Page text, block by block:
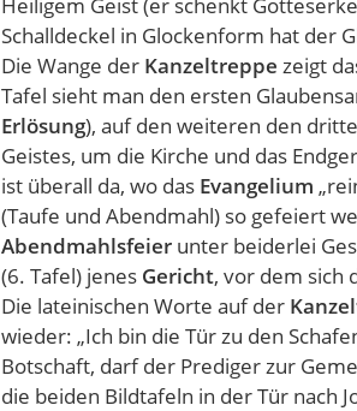
Schalldeckel in Glockenform hat der
Die Wange der Kanzeltreppe zeigt
Tafel sieht man den ersten
Erlösung), auf den weiteren den
Geistes, um die Kirche und das
ist überall da, wo das Evangelium
(Taufe und Abendmahl) so gefeiert
Abendmahlsfeier unter beiderlei
(6. Tafel) jenes Gericht, vor dem sich
Die lateinischen Worte auf der
wieder: „Ich bin die Tür zu den
Botschaft, darf der Prediger zur
die beiden Bildtafeln in der Tür nach